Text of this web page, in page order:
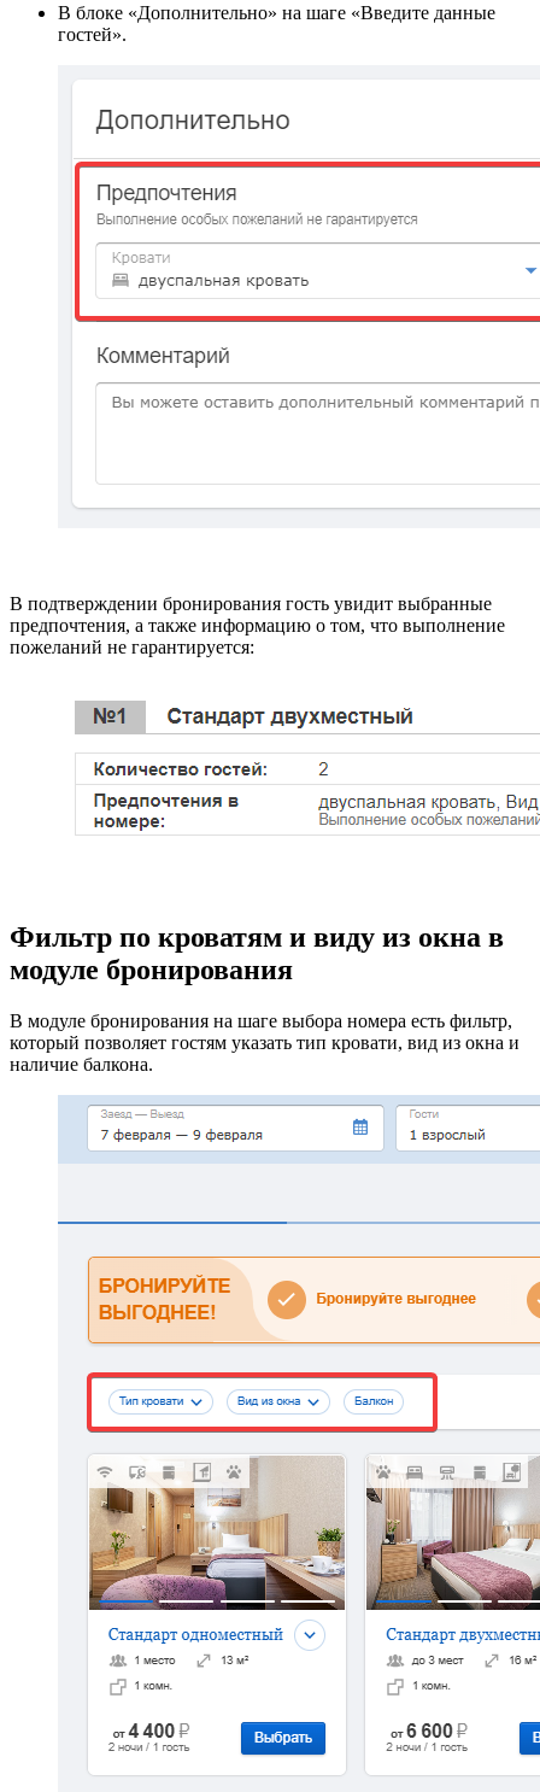
В блоке «Дополнительно» на шаге «Введите данные
гостей».
В подтверждении бронирования гость увидит выбранные
предпочтения, а также информацию о том, что выполнение
пожеланий не гарантируется:
Фильтр по кроватям и виду из окна в
модуле бронирования
В модуле бронирования на шаге выбора номера есть фильтр,
который позволяет гостям указать тип кровати, вид из окна и
наличие балкона.